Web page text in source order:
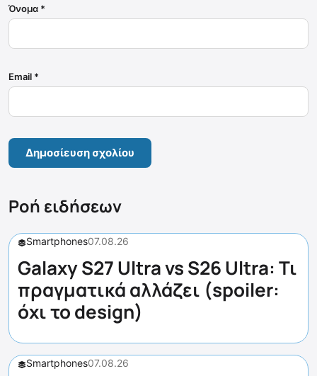
Όνομα *
Email *
Ροή ειδήσεων
Smartphones07.08.26
Galaxy S27 Ultra vs S26 Ultra: Τι
πραγματικά αλλάζει (spoiler:
όχι το design)
Smartphones07.08.26